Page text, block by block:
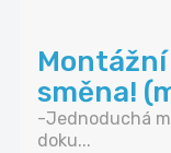
směna!
-Jednoduchá
doku...